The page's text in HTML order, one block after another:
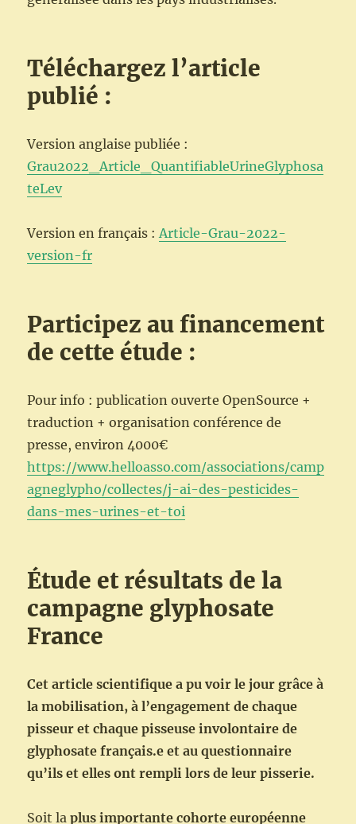
Téléchargez l’article
publié :
Version anglaise publiée :
Grau2022_Article_QuantifiableUrineGlyphosa
teLev
Version en français :Article-Grau-2022-
version-fr
Participez au financement
de cette étude :
Pour info : publication ouverte OpenSource +
traduction + organisation conférence de
presse, environ 4000€
https://www.helloasso.com/associations/camp
agneglypho/collectes/j-ai-des-pesticides-
dans-mes-urines-et-toi
Étude et résultats de la
campagne glyphosate
France
Cet article scientifique a pu voir le jour grâce à
la mobilisation, à l’engagement de chaque
pisseur et chaque pisseuse involontaire de
glyphosate français.e et au questionnaire
qu’ils et elles ont rempli lors de leur pisserie.
Soit laplus importante cohorte européenne